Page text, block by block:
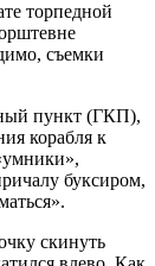
торпедной
съемки
пункт (ГКП),
корабля к
буксиром,
скинуть